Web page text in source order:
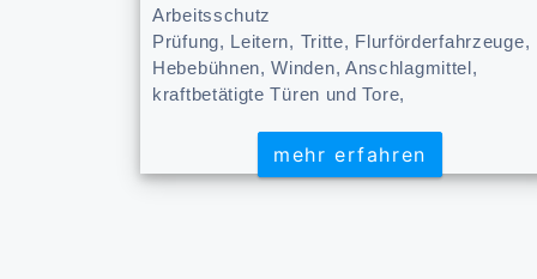
Arbeitsschutz
Prüfung, Leitern, Tritte, Flurförderfahrzeuge,
Hebebühnen, Winden, Anschlagmittel,
kraftbetätigte Türen und Tore,
mehr erfahren
mehr erfahren